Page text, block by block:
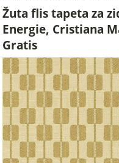
Žuta flis tapeta za
Energie, Cristiana
Gratis